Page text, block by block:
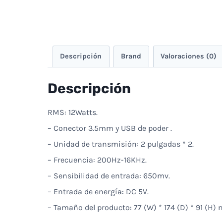
Descripción Brand Valoraciones (0)
Descripción
RMS: 12Watts.
– Conector 3.5mm y USB de poder .
– Unidad de transmisión: 2 pulgadas * 2.
– Frecuencia: 200Hz-16KHz.
– Sensibilidad de entrada: 650mv.
– Entrada de energía: DC 5V.
– Tamaño del producto: 77 (W) * 174 (D) * 91 (H)